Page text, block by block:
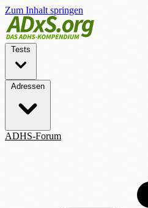
Zum Inhalt springen
Tests
Adressen
ADHS-Forum